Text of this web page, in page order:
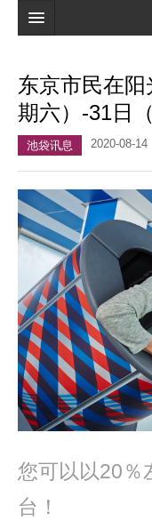
地图
最新信息
我的页面
书签
东京市民在
期六）-31日
池袋讯息 2020-08-14
您可以以20％
台！